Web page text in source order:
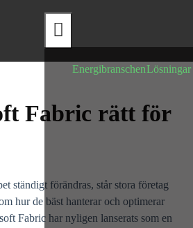
EnergibranschenLösningar
Hamburger Toggle Menu
Fabric rätt för
ständigt förändras, står stora företag
hur de bäst hanterar och optimerar
Fabric har nyligen lanserats som en